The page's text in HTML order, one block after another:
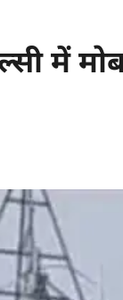
में